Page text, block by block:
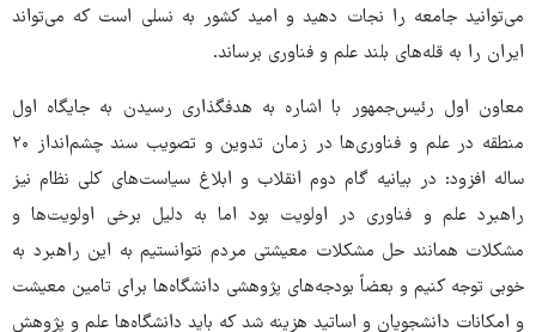
می‌توانید جامعه را نجات دهید و امید کشور به نسلی است که می‌تواند
ایران را به قله‌های بلند علم و فناوری برساند.
معاون اول رئیس‌جمهور با اشاره به هدفگذاری رسیدن به جایگاه اول
منطقه در علم و فناوری‌ها در زمان تدوین و تصویب سند چشم‌انداز ۲۰
ساله افزود: در بیانیه گام دوم انقلاب و ابلاغ سیاست‌های کلی نظام نیز
راهبرد علم و فناوری در اولویت بود اما به دلیل برخی اولویت‌ها و
مشکلات همانند حل مشکلات معیشتی مردم نتوانستیم به این راهبرد به
خوبی توجه کنیم و بعضاً بودجه‌های پژوهشی دانشگاه‌ها برای تامین معیشت
و امکانات دانشجویان و اساتید هزینه شد که باید دانشگاه‌ها علم و پژوهش